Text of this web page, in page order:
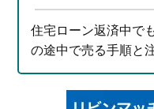
住宅ローン返済中で
の途中で売る手順と